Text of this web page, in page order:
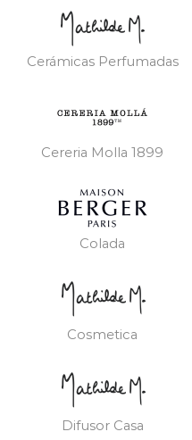
Cerámicas Perfumadas
Cereria Molla 1899
Colada
Cosmetica
Difusor Casa